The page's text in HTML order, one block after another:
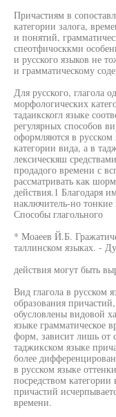
Причастиям в
категории залога,
и понятий,
спеотфичосккми
и русского языков не
и грамматическому
Для русского, глагола
морфологических
тадаикскогл языке
регулярных способов
оформляются в русском
категории вида, а в
лексическяш
продадого времени с
рассматривать как
действия.1 Благодаря
иаключитель-но тонкие
Способы глагольного
* Моаеев Й.Б.
таллинском языках. -
действия могут быть
Вид глагола в русском
образования
обусловлены видовой
языке грамматическое
форм, зависит лишь
таджикском языке
более
в русском языке
посредством
причастий
времени.